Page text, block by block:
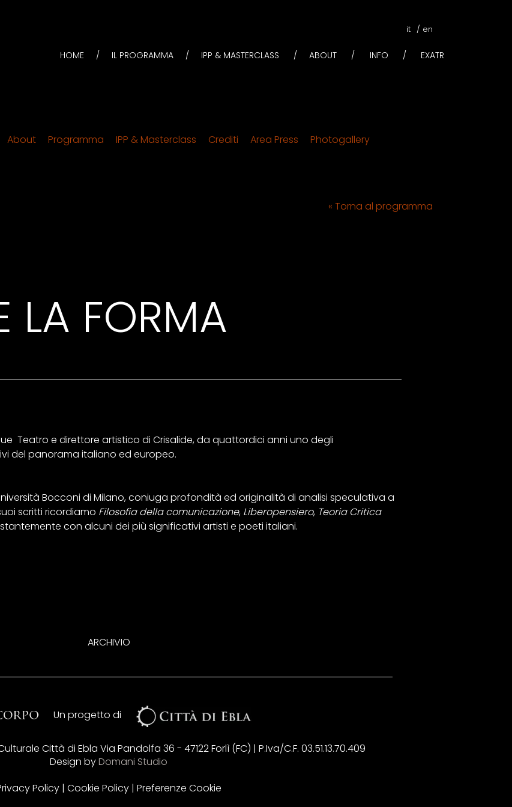
it en
HOME IL PROGRAMMA IPP & MASTERCLASS ABOUT INFO EXATR
About Programma IPP & Masterclass Crediti Area Press Photogallery
« Torna al programma
LA FORMA
Teatro e direttore artistico di Crisalide, da quattordici anni uno degli
del panorama italiano ed europeo.
Bocconi di Milano, coniuga profondità ed originalità di analisi speculativa a
scritti ricordiamo Filosofia della comunicazione, Liberopensiero, Teoria Critica
con alcuni dei più significativi artisti e poeti italiani.
ARCHIVIO
Un progetto di
Città di Ebla Via Pandolfa 36 - 47122 Forlì (FC) | P.Iva/C.F. 03.51.13.70.409
Design byDomani Studio
Policy| Cookie Policy| Preferenze Cookie